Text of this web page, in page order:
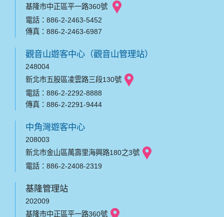
基隆市中正區平一路360號
電話：886-2-2463-5452
傳真：886-2-2463-6987
觀音山遊客中心（觀音山管理站）
248004
新北市五股區凌雲路三段130號
電話：886-2-2292-8888
傳真：886-2-2291-9444
中角灣遊客中心
208003
新北市金山區萬壽里海興路180之3號
電話：886-2-2408-2319
基隆管理站
202009
基隆市中正區平一路360號